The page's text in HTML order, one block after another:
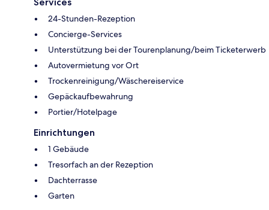
24-Stunden-Rezeption
Concierge-Services
Unterstützung bei der Tourenplanung/beim Ticketerwerb
Autovermietung vor Ort
Trockenreinigung/Wäschereiservice
Gepäckaufbewahrung
Portier/Hotelpage
Einrichtungen
1 Gebäude
Tresorfach an der Rezeption
Dachterrasse
Garten